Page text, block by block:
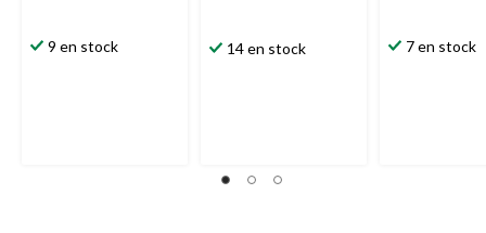
9 en stock 14 en stock 7 en stock